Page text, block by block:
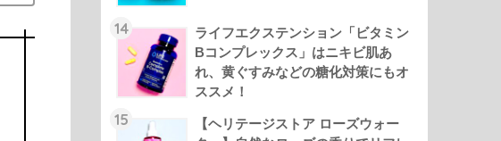
14
ライフエクステンション「ビタミン
Bコンプレックス」はニキビ肌あ
れ、黄ぐすみなどの糖化対策にもオ
ススメ！
15
【ヘリテージストア ローズウォー